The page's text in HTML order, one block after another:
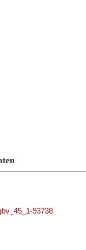
93738